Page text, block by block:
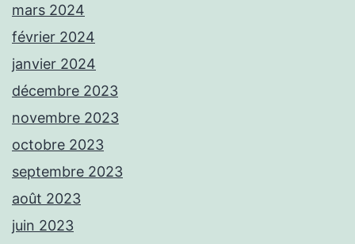
mars 2024
février 2024
janvier 2024
décembre 2023
novembre 2023
octobre 2023
septembre 2023
août 2023
juin 2023